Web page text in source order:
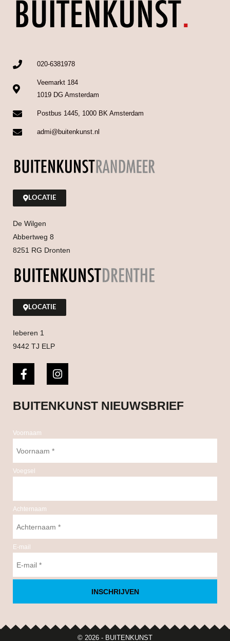
020-6381978
Veemarkt 184
1019 DG Amsterdam
Postbus 1445, 1000 BK Amsterdam
admi@buitenkunst.nl
LOCATIE
De Wilgen
Abbertweg 8
8251 RG Dronten
LOCATIE
Ieberen 1
9442 TJ ELP
BUITENKUNST NIEUWSBRIEF
Voornaam
Voegsel
Achternaam
E-mail
INSCHRIJVEN
© 2026 - BUITENKUNST